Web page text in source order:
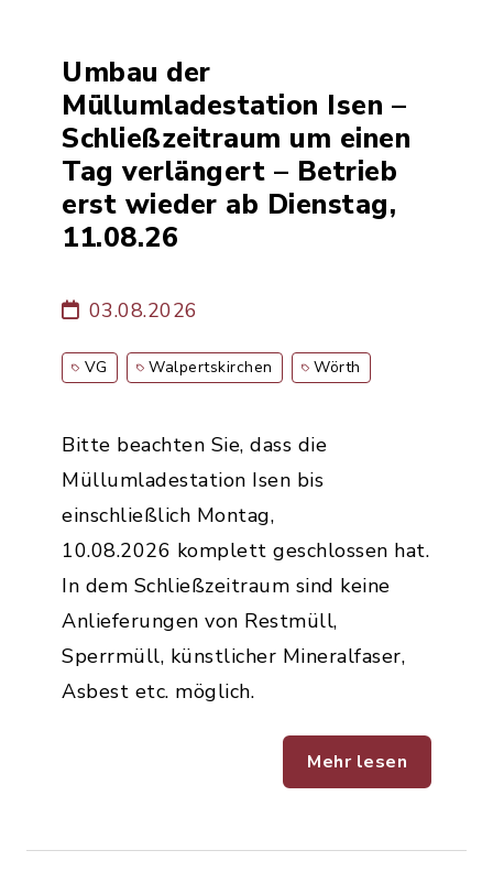
Umbau der
Müllumladestation Isen –
Schließzeitraum um einen
Tag verlängert – Betrieb
erst wieder ab Dienstag,
11.08.26
03.08.2026
VG Walpertskirchen Wörth
Bitte beachten Sie, dass die
Müllumladestation Isen bis
einschließlich Montag,
10.08.2026 komplett geschlossen hat.
In dem Schließzeitraum sind keine
Anlieferungen von Restmüll,
Sperrmüll, künstlicher Mineralfaser,
Asbest etc. möglich.
Mehr lesen